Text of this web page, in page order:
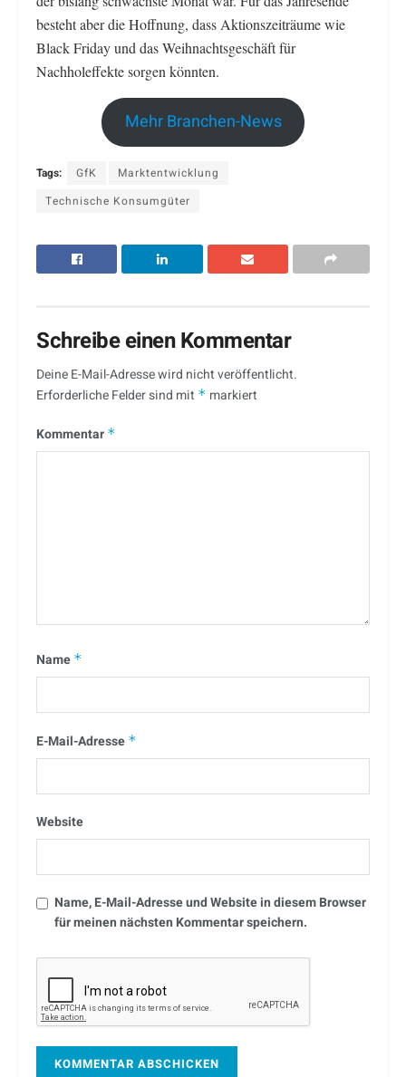
besteht aber die Hoffnung, dass Aktionszeiträume wie
Black Friday und das Weihnachtsgeschäft für
Nachholeffekte sorgen könnten.
Mehr Branchen-News
Tags: GfK
Marktentwicklung
Technische Konsumgüter
Schreibe einen Kommentar
Deine E-Mail-Adresse wird nicht veröffentlicht.
Erforderliche Felder sind mit * markiert
Kommentar *
Name *
E-Mail-Adresse *
Website
Name, E-Mail-Adresse und Website in diesem Browser
für meinen nächsten Kommentar speichern.